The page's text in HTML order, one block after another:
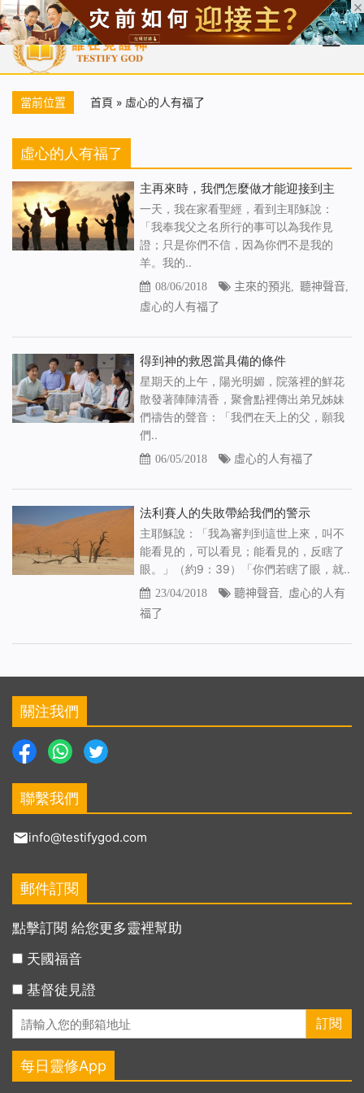
首頁 每日靈糧 天國福音 基督徒見證 信仰解答 聖經
當前位置 首頁 » 虛心的人有福了
虛心的人有福了
主再來時，我們怎麼做才能迎接到主
一天，我在家看聖經，看到主耶穌說：
「我奉我父之名所行的事可以為我作見
證；只是你們不信，因為你們不是我的
羊。我的..
08/06/2018 主來的預兆 聽神聲音,
虛心的人有福了
得到神的救恩當具備的條件
星期天的上午，陽光明媚，院落裡的鮮花
散發著陣陣清香，聚會點裡傳出弟兄姊妹
們禱告的聲音：「我們在天上的父，願我
們..
06/05/2018 虛心的人有福了
法利賽人的失敗帶給我們的警示
主耶穌說：「我為審判到這世上來，叫不
能看見的，可以看見；能看見的，反瞎了
眼。」（約9：39）「你們若瞎了眼，就..
23/04/2018 聽神聲音, 虛心的人有
福了
關注我們
聯繫我們
info@testifygod.com
郵件訂閱
點擊訂閱 給您更多靈裡幫助
天國福音
基督徒見證
每日靈修App